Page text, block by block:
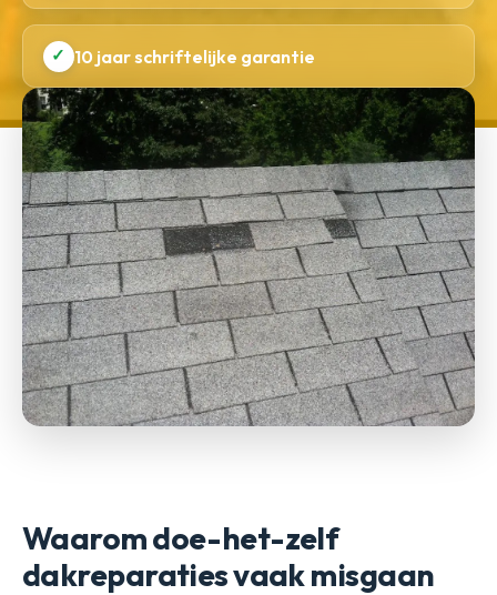
✓ 10 jaar schriftelijke garantie
Waarom doe-het-zelf
dakreparaties vaak misgaan